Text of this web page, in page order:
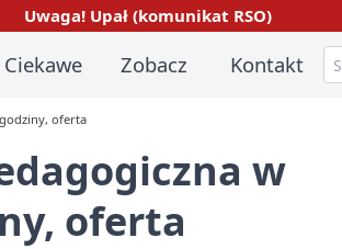
Uwaga! Upał (komunikat RSO)
Ciekawe Zobacz Kontakt
oferta
w
oferta